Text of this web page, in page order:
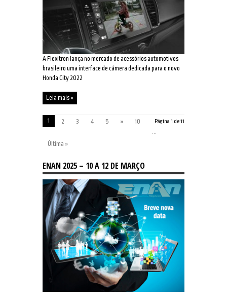
A Flexitron lança no mercado de acessórios automotivos
brasileiro uma interface de câmera dedicada para o novo
Honda City 2022
Leia mais »
Página 1 de 11
1 2 3 4 5 »
10
...
Última »
ENAN 2025 – 10 A 12 DE MARÇO